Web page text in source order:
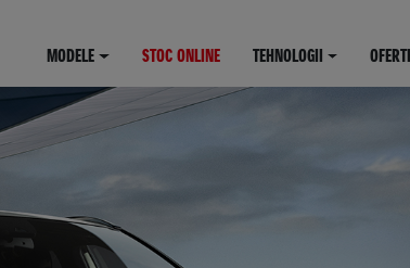
MODELE
STOC ONLINE TEHNOLOGII